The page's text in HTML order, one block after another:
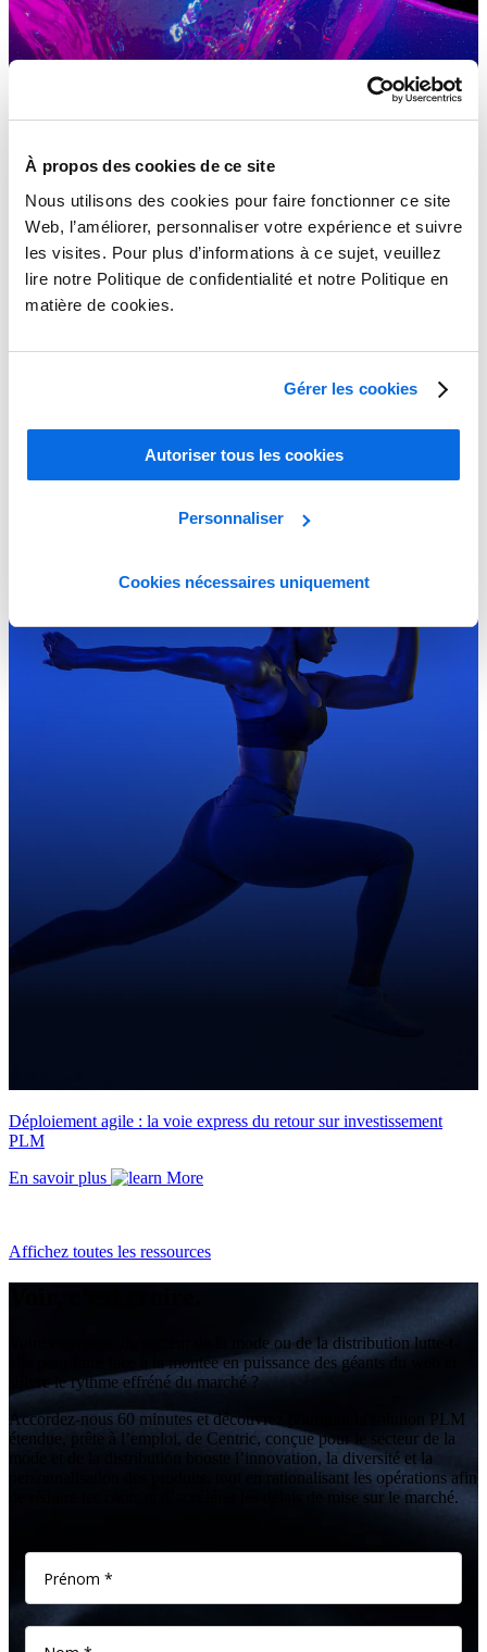
À propos des cookies de ce site
Nous utilisons des cookies pour faire fonctionner ce site
Web, l’améliorer, personnaliser votre expérience et suivre
les visites. Pour plus d’informations à ce sujet, veuillez
lire notre Politique de confidentialité et notre Politique en
matière de cookies.
Gérer les cookies
Autoriser tous les cookies
Personnaliser
Cookies nécessaires uniquement
Comprendre la gestion du cycle de vie des produits (PLM)
Déploiement agile : la voie express du retour sur investissement
PLM
En savoir plus
Affichez toutes les ressources
Votre entreprise du secteur de la mode ou de la distribution lutte-t-
elle pour faire face à la montée en puissance des géants du web et
suivre le rythme effréné du marché ?
Accordez-nous 60 minutes et découvrez pourquoi la solution PLM
étendue, prête à l’emploi, de Centric, conçue pour le secteur de la
mode et de la distribution booste l’innovation, la diversité et la
personnalisation des produits, tout en rationalisant les opérations afin
de réduire les coûts et d’accélérer les délais de mise sur le marché.